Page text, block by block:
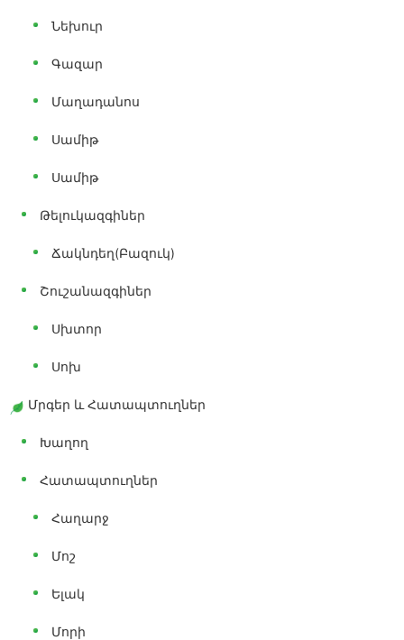
Նեխուր
Գազար
Մաղադանոս
Սամիթ
Սամիթ
Թելուկազգիներ
Ճակնդեղ(բազուկ)
Շուշանազգիներ
Սխտոր
Սոխ
Մրգեր ԵՒ Հատապտուղներ
Խաղող
Հատապտուղներ
Հաղարջ
Մոշ
Ելակ
Մորի